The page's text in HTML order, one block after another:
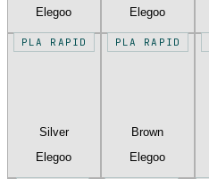
Elegoo
Elegoo
PLA RAPID
Silver
Elegoo
PLA RAPID
Brown
Elegoo